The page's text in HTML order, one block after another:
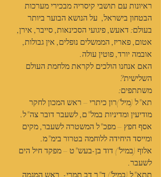
ראיונות עם תושבי קיסריה מבכירי מערכות
הבטחון בישראל,  על הנושא הבוער ביותר
בעולם: דאעש, פיגועי הסכינאות, סייבר, אירן,
אטום, פאריז, הממשלים נופלים, אין גבולות,
אובמה יורד, פוטין עולה.
האם אנחנו הולכים לקראת מלחמת העולם
השלישית?
משתתפים:
תא"ל (מיל')רון כיתרי – ראש המכון לחקר
מודיעין ומדיניות במל"ם, לשעבר דובר צה"ל.
אסף חפץ – מפכ"ל המשטרה לשעבר, מקים
ומייסד היחידה ללוחמה בטרור בימ"מ.
אלוף (במיל') דוד בן-בעש"ט – מפקד חיל הים
לשעבר.
תתא"ל (במיל') ד"ר דב תמרי-  ראש המגמה